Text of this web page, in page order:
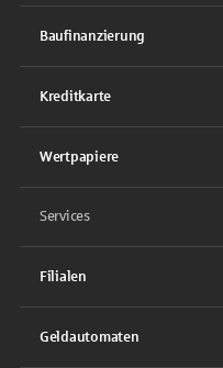
Baufinanzierung
Kreditkarte
Wertpapiere
Services
Filialen
Geldautomaten